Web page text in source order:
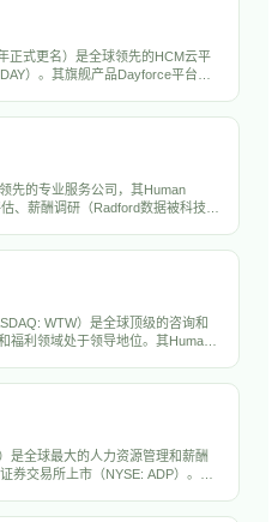
正式更名）是全球领先的HCM云平
）。其旗舰产品Dayforce平台整
先的专业服务公司，其Human
、薪酬调研（Radford数据被科技行
WTW）是全球顶级的咨询和
福利领域处于领导地位。其Human
是全球最大的人力资源管理和薪酬
券交易所上市（NYSE: ADP）。公